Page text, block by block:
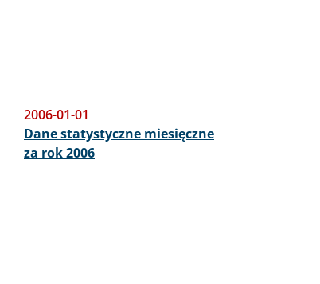
2006-01-01
Dane statystyczne miesięczne
za rok 2006